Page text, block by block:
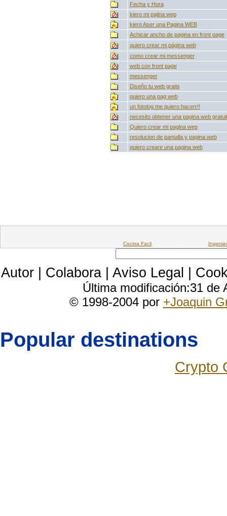
Fecha y Hora
kiero mi pajina wep
kiero Aser una Pagina WEB
Achicar ancho de pagina en front page
quiero crear mi página web
como crear mi messenger
web con front page
messenger
Diseño tu web gratis
quiero una pag web
un fotolog me quiero hacerr!!
necesito obtener una pagina web
Quiero crear mi pagina wep
resolucion de pantalla y pagina web
quiero creare una pagina web
Cocina Facil
Autor Colabora Aviso Legal
Última modificación:31
© 1998-2004 por +Joaquin
Popular destinations
Crypto